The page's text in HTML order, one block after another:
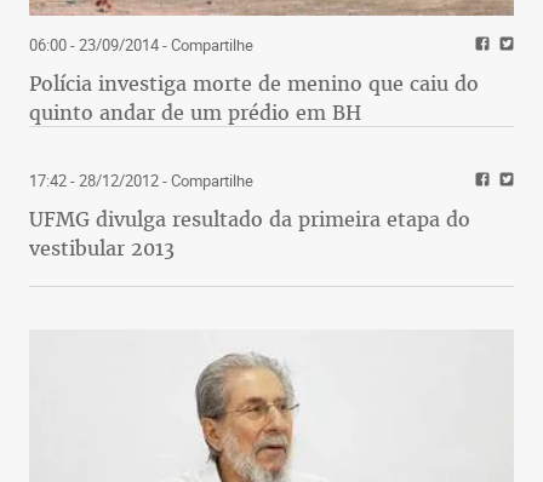
06:00 - 23/09/2014- Compartilhe
Polícia investiga morte de menino que caiu do
quinto andar de um prédio em BH
17:42 - 28/12/2012- Compartilhe
UFMG divulga resultado da primeira etapa do
vestibular 2013